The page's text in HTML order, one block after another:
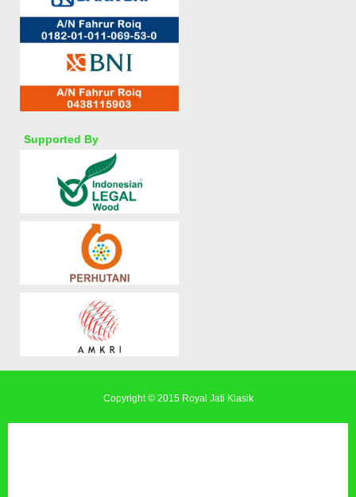
Supported By
Copyright © 2015 Royal Jati Klasik